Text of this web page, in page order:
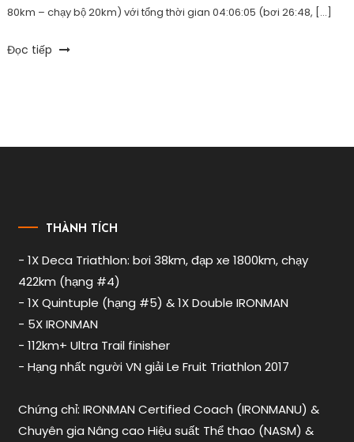
80km – chạy bộ 20km) với tổng thời gian 04:06:05 (bơi 26:48, […]
Tagged
Đọc tiếp
THÀNH TÍCH
- 1X Deca Triathlon: bơi 38km, đạp xe 1800km, chạy
422km (hạng #4)
- 1X Quintuple (hạng #5) & 1X Double IRONMAN
- 5X IRONMAN
- 112km+ Ultra Trail finisher
- Hạng nhất người VN giải Le Fruit Triathlon 2017
Chứng chỉ: IRONMAN Certified Coach (IRONMANU) &
Chuyên gia Nâng cao Hiệu suất Thể thao (NASM) &